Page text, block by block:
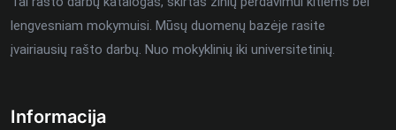
lengvesniam mokymuisi. Mūsų duomenų bazėje rasite
įvairiausių rašto darbų. Nuo mokyklinių iki universitetinių.
Informacija